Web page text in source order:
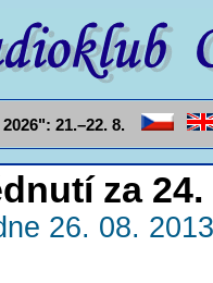
21.–22. 8.
za
26. 08.